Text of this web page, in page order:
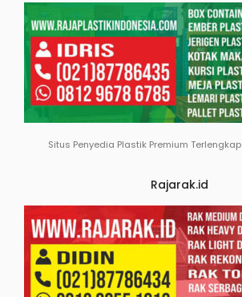
Situs Penyedia Plastik Premium Terlengkap
Rajarak.id